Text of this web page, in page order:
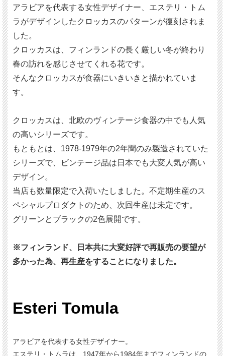
アラビアを代表する女性デザイナー、エステリ・トム
ラがデザインしたクロッカスのパターンが復刻されま
した。
クロッカスは、フィンランドの長く厳しい冬が終わり
春の訪れを感じさせてくれる花です。
そんなクロッカスが食器にいきいきと描かれていま
す。
クロッカスは、北欧のヴィンテージ食器の中でも人気
の高いシリーズです。
もともとは、1978-1979年の2年間のみ製造されていた
シリーズで、ビンテージ品は日本でも大変人気が高い
デザイン。
当店も数量限定で入荷いたしました。不定期生産のス
ペシャルプロダクトのため、次回生産は未定です。
グリーンとブラックの2色展開です。
※フィンランド、日本共に大変好評で再販売の要望が
多かった為、再生産をすることになりました。
Esteri Tomula
アラビアを代表する女性デザイナー。
エステリ・トムラは、1947年から1984年までフィンランドの